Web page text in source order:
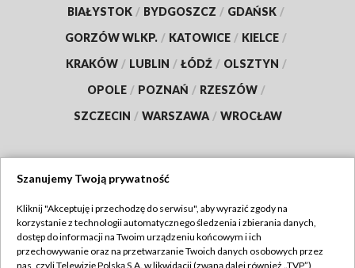
BIAŁYSTOK / BYDGOSZCZ / GDAŃSK /
GORZÓW WLKP. / KATOWICE / KIELCE /
KRAKÓW / LUBLIN / ŁÓDŹ / OLSZTYN /
OPOLE / POZNAŃ / RZESZÓW /
SZCZECIN / WARSZAWA / WROCŁAW
TVP
Abonament TVP
Regulamin TVP
Szanujemy Twoją prywatność
Kliknij "Akceptuję i przechodzę do serwisu", aby wyrazić zgody na
korzystanie z technologii automatycznego śledzenia i zbierania danych,
dostęp do informacji na Twoim urządzeniu końcowym i ich
przechowywanie oraz na przetwarzanie Twoich danych osobowych przez
nas, czyli Telewizję Polską S.A. w likwidacji (zwaną dalej również „TVP”),